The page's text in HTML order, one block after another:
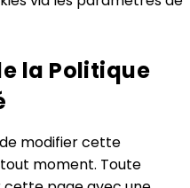
la Politique
modifier cette
moment. Toute